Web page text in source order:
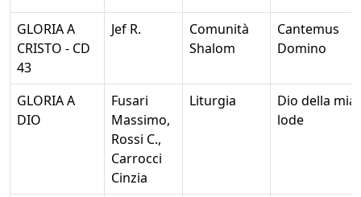
GLORIA A
CRISTO - CD
43
Jef R.
Comunità
Shalom
Cantemus
Domino
GLORIA A
DIO
Fusari
Massimo,
Rossi C.,
Carrocci
Cinzia
Liturgia
Dio della mia
lode